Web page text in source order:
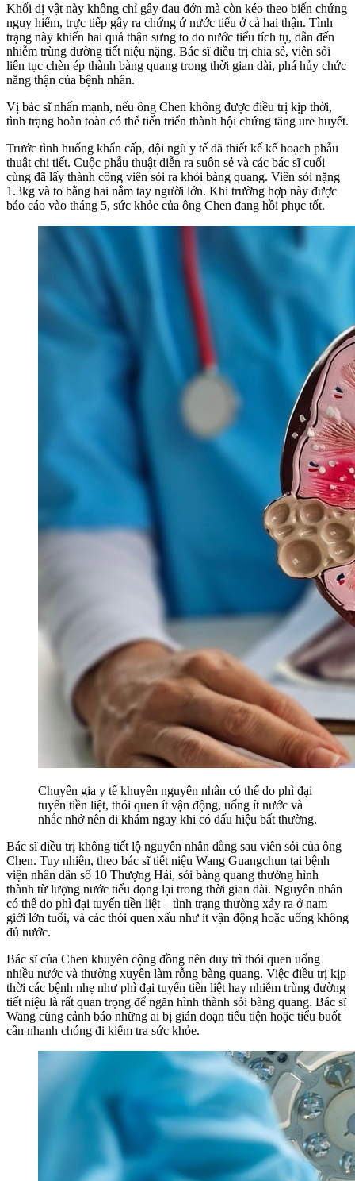
Khối dị vật này không chỉ gây đau đớn mà còn kéo theo biến chứng
nguy hiểm, trực tiếp gây ra chứng ứ nước tiểu ở cả hai thận. Tình
trạng này khiến hai quả thận sưng to do nước tiểu tích tụ, dẫn đến
nhiễm trùng đường tiết niệu nặng. Bác sĩ điều trị chia sẻ, viên sỏi
liên tục chèn ép thành bàng quang trong thời gian dài, phá hủy chức
năng thận của bệnh nhân.
Vị bác sĩ nhấn mạnh, nếu ông Chen không được điều trị kịp thời,
tình trạng hoàn toàn có thể tiến triển thành hội chứng tăng ure huyết.
Trước tình huống khẩn cấp, đội ngũ y tế đã thiết kế kế hoạch phẫu
thuật chi tiết. Cuộc phẫu thuật diễn ra suôn sẻ và các bác sĩ cuối
cùng đã lấy thành công viên sỏi ra khỏi bàng quang. Viên sỏi nặng
1.3kg và to bằng hai nắm tay người lớn. Khi trường hợp này được
báo cáo vào tháng 5, sức khỏe của ông Chen đang hồi phục tốt.
Chuyên gia y tế khuyên nguyên nhân có thể do phì đại
tuyến tiền liệt, thói quen ít vận động, uống ít nước và
nhắc nhở nên đi khám ngay khi có dấu hiệu bất thường.
Bác sĩ điều trị không tiết lộ nguyên nhân đằng sau viên sỏi của ông
Chen. Tuy nhiên, theo bác sĩ tiết niệu Wang Guangchun tại bệnh
viện nhân dân số 10 Thượng Hải, sỏi bàng quang thường hình
thành từ lượng nước tiểu đọng lại trong thời gian dài. Nguyên nhân
có thể do phì đại tuyến tiền liệt – tình trạng thường xảy ra ở nam
giới lớn tuổi, và các thói quen xấu như ít vận động hoặc uống không
đủ nước.
Bác sĩ của Chen khuyên cộng đồng nên duy trì thói quen uống
nhiều nước và thường xuyên làm rỗng bàng quang. Việc điều trị kịp
thời các bệnh nhẹ như phì đại tuyến tiền liệt hay nhiễm trùng đường
tiết niệu là rất quan trọng để ngăn hình thành sỏi bàng quang. Bác sĩ
Wang cũng cảnh báo những ai bị gián đoạn tiểu tiện hoặc tiểu buốt
cần nhanh chóng đi kiểm tra sức khỏe.